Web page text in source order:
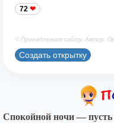
72
© Принадлежит сайту. Автор:
Создать открытку
Спокойной ночи — пусть